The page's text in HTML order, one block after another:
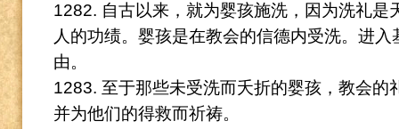
1282. 自古以来，就为婴孩施洗，因为洗礼是
人的功绩。婴孩是在教会的信德内受洗。进入
由。
1283. 至于那些未受洗而夭折的婴孩，教会的
并为他们的得救而祈祷。